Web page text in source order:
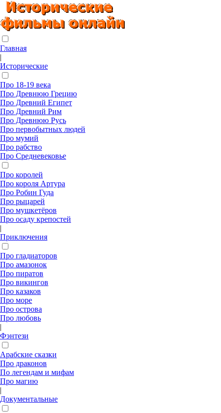
Главная
|
Исторические
Про 18-19 века
Про Древнюю Грецию
Про Древний Египет
Про Древний Рим
Про Древнюю Русь
Про первобытных людей
Про мумий
Про рабство
Про Средневековье
Про королей
Про короля Артура
Про Робин Гуда
Про рыцарей
Про мушкетёров
Про осаду крепостей
|
Приключения
Про гладиаторов
Про амазонок
Про пиратов
Про викингов
Про казаков
Про море
Про острова
Про любовь
|
Фэнтези
Арабские сказки
Про драконов
По легендам и мифам
Про магию
|
Документальные